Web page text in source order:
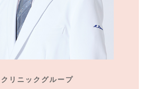
リニックグループ